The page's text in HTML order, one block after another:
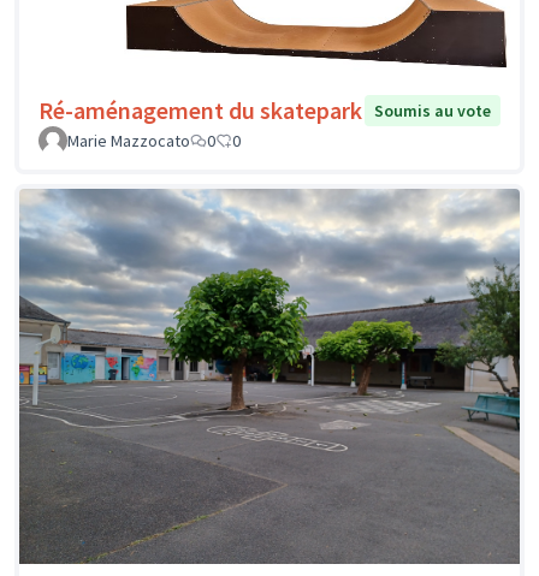
Ré-aménagement du skatepark Soumis au vote
Marie Mazzocato
0 0